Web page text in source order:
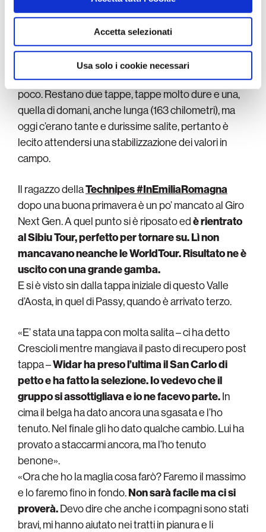
con altre informazioni che ha fornito loro o che hanno
raccolto dal suo utilizzo dei loro servizi.
Accetta selezionati
Usa solo i cookie necessari
E ci teniamo il piatto forte per il finale.Ludovico
è in maglia gialla.Ed esserlo a questo
punto del Giro della Valle d’Aosta non è cosa da
poco. Restano due tappe, tappe molto dure e una,
quella di domani, anche lunga (163 chilometri), ma
oggi c’erano tante e durissime salite, pertanto è
lecito attendersi una stabilizzazione dei valori in
campo.
Il ragazzo dellaTechnipes #InEmiliaRomagna
dopo una buona primavera è un po’ mancato al Giro
Next Gen. A quel punto si è riposato edè rientrato
al Sibiu Tour, perfetto per tornare su. Lì non
mancavano neanche le WorldTour. Risultato ne è
uscito con una grande gamba.
E si è visto sin dalla tappa iniziale di questo Valle
d’Aosta, in quel di Passy, quando è arrivato terzo.
«E’ stata una tappa con molta salita – ci ha detto
Crescioli mentre mangiava il pasto di recupero post
tappa –Widar ha preso l’ultima il San Carlo di
petto e ha fatto la selezione. Io vedevo che il
gruppo si assottigliava e io ne facevo parte.In
cima il belga ha dato ancora una sgasata e l’ho
tenuto. Nel finale gli ho dato qualche cambio. Lui ha
provato a staccarmi ancora, ma l’ho tenuto
benone».
«Ora che ho la maglia cosa farò? Faremo il massimo
e lo faremo fino in fondo.Non sarà facile ma ci si
proverà.Devo dire che anche i compagni sono stati
bravi, mi hanno aiutato nei tratti in pianura e li